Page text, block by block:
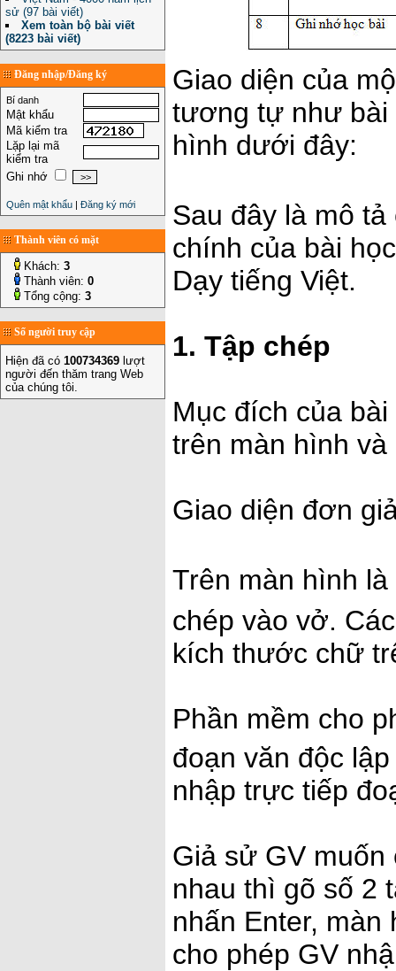
sử (97 bài viết)
Xem toàn bộ bài viết
(8223 bài viết)
Đăng nhập/Đăng ký
Bí danh
Mật khẩu
Mã kiểm tra
Lặp lại mã
kiểm tra
Ghi nhớ
Quên mật khẩu | Đăng ký mới
Thành viên có mặt
Khách: 3
Thành viên: 0
Tổng cộng: 3
Số người truy cập
Hiện đã có 100734369 lượt
người đến thăm trang Web
của chúng tôi.
Giao diện của
tương tự như bài
hình dưới đây:
Sau đây là mô
chính của bài
Dạy tiếng Việt.
1. Tập chép
Mục đích của
trên màn hình
Giao diện đơn
Trên màn hình
chép vào vở.
kích thước chữ
Phần mềm cho
đoạn văn độc
nhập trực tiếp
Giả sử GV
nhau thì gõ số 2
nhấn Enter,
cho phép GV